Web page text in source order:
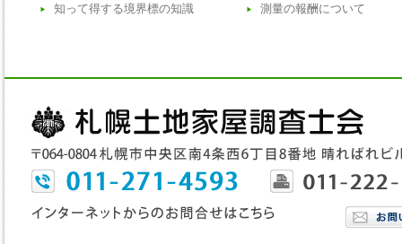
知って得する境界標の知識
測量の報酬について